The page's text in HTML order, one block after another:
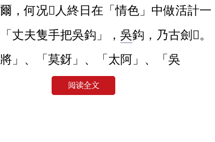
，何况󿀁人終日在「情色」中做活計一
丈夫隻手把吳鈎」， 吳鈎，乃古劍󿀌。
」、「莫釾」、「太阿」、「吳
腸」、「躅𨄜?」之名，言丈